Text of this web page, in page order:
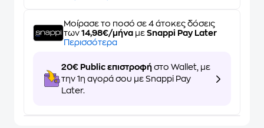
Μοίρασε το ποσό σε 4 άτοκες δόσεις
των 14,98€/μήνα με Snappi Pay Later
Περισσότερα
20€ Public επιστροφή στο Wallet, με
την 1η αγορά σου με Snappi Pay
Later.